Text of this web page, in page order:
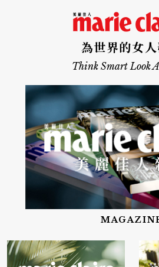
為世界的女
Think Smart Look